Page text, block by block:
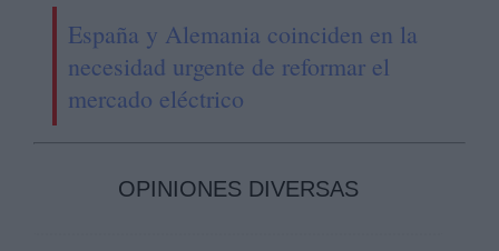
España y Alemania coinciden en la
necesidad urgente de reformar el
mercado eléctrico
OPINIONES DIVERSAS